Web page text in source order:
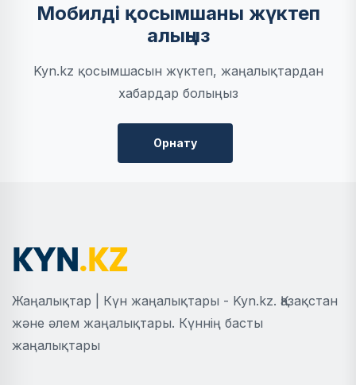
Мобилді қосымшаны жүктеп
алыңыз
Kyn.kz қосымшасын жүктеп, жаңалықтардан
хабардар болыңыз
Орнату
Жаңалықтар | Күн жаңалықтары - Kyn.kz. Қазақстан
және әлем жаңалықтары. Күннің басты
жаңалықтары